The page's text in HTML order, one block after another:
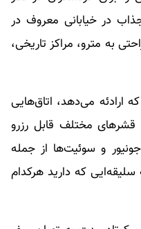
در خیابانی معروف در
به مترو، مراکز تاریخی،
ارادئه می‌دهد، اتاق‌هایی
قشرهای مختلف قابل رزرو
و سوئیت‌ها از جمله
که دارید هرکدام